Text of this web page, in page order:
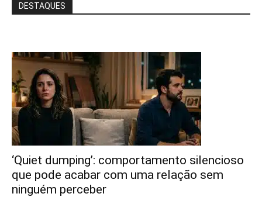
DESTAQUES
‘Quiet dumping’: comportamento silencioso
que pode acabar com uma relação sem
ninguém perceber